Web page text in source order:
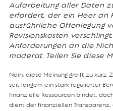
Aufarbeitung aller Daten
erfordert, der ein Heer an
ausführliche Offenlegung
Revisionskosten
Anforderungen an die
moderat. Teilen Sie diese
Nein, diese Meinung greift zu
seit langem ein stark regulierter
finanzielle Ressourcen bindet,
dient der finanziellen